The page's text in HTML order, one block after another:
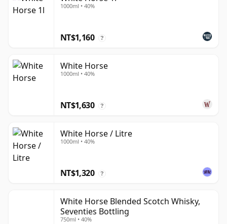
1000ml • 40%
NT$1,160 ?
White Horse
1000ml • 40%
NT$1,630 ?
White Horse / Litre
1000ml • 40%
NT$1,320 ?
White Horse Blended Scotch Whisky,
Seventies Bottling
750ml • 40%